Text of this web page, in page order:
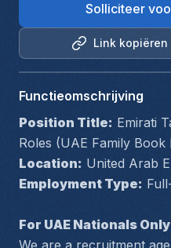
Link kopiëren
Solliciteer
Functieomschrijving
Position Title: Emirati
Roles (UAE Family Book
Location: United Arab
Employment Type:
For UAE Nationals
We are a recruitment